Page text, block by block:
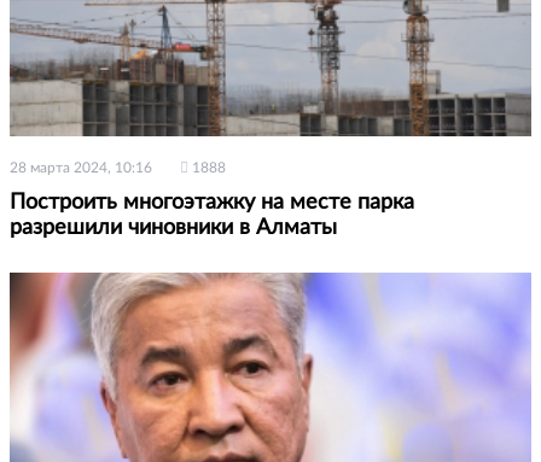
28 марта 2024, 10:16 1888
Построить многоэтажку на месте парка
разрешили чиновники в Алматы